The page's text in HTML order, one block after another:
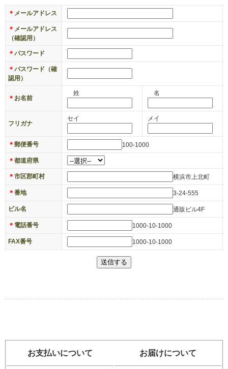
＊ メールアドレス
＊ メールアドレス
（確認用）
＊ パスワード
＊ パスワード（確
認用）
＊ お名前
姓 名
フリガナ
セイ メイ
＊ 郵便番号 100-1000
＊ 都道府県
＊ 市区郡町村 横浜市上北町
＊ 番地 3-24-555
ビル名 通販ビル4F
＊ 電話番号 1000-10-1000
FAX番号 1000-10-1000
数
0
お支払いについて お届けについて